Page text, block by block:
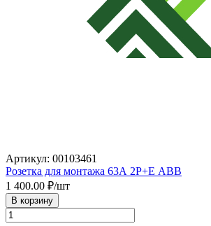
Артикул: 00103461
Розетка для монтажа 63А 2Р+Е АВВ
1 400.00 ₽/шт
В корзину